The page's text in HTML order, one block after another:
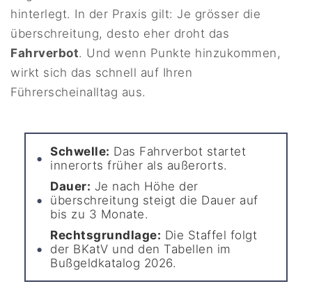
hinterlegt. In der Praxis gilt: Je grösser die
überschreitung, desto eher droht das
Fahrverbot. Und wenn Punkte hinzukommen,
wirkt sich das schnell auf Ihren
Führerscheinalltag aus.
Schwelle: Das Fahrverbot startet
innerorts früher als außerorts.
Dauer: Je nach Höhe der
überschreitung steigt die Dauer auf
bis zu 3 Monate.
Rechtsgrundlage: Die Staffel folgt
der BKatV und den Tabellen im
Bußgeldkatalog 2026.